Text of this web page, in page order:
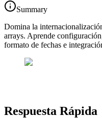
Summary
Domina la
arrays. Aprende
formato de fechas e
Respuesta Rápida